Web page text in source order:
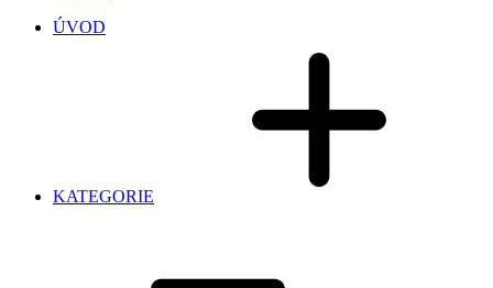
ÚVOD
KATEGORIE